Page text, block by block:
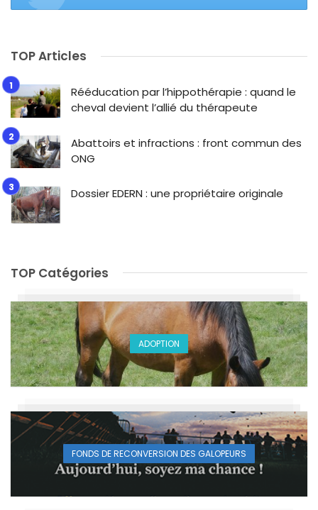
TOP Articles
Rééducation par l’hippothérapie : quand le
cheval devient l’allié du thérapeute
Abattoirs et infractions : front commun des
ONG
Dossier EDERN : une propriétaire originale
TOP Catégories
ADOPTION
FONDS DE RECONVERSION DES GALOPEURS